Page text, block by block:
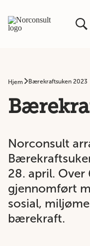
Hjem Bærekraftsuken 2023
Norconsult
28. april. Over
gjennomført
sosial,
bærekraft.